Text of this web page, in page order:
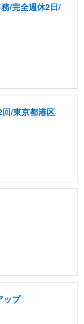
/完全週休2日/
/東京都港区
ップ